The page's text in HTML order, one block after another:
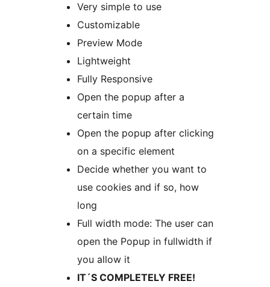
Very simple to use
Customizable
Preview Mode
Lightweight
Fully Responsive
Open the popup after a
certain time
Open the popup after clicking
on a specific element
Decide whether you want to
use cookies and if so, how
long
Full width mode: The user can
open the Popup in fullwidth if
you allow it
IT´S COMPLETELY FREE!